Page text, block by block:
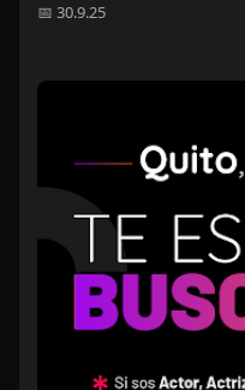
📅 30.9.25